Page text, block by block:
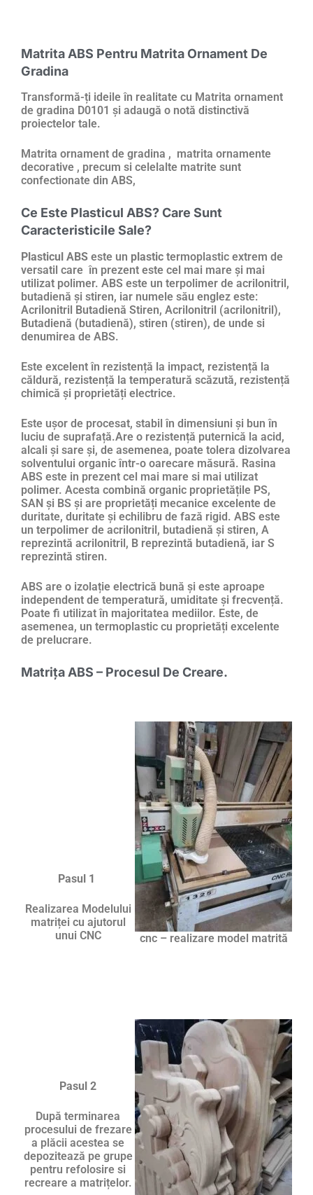
Matrita ABS Pentru Matrita Ornament De
Gradina
Transformă-ți ideile în realitate cu Matrita ornament
de gradina D0101 și adaugă o notă distinctivă
proiectelor tale.
Matrita ornament de gradina , matrita ornamente
decorative , precum si celelalte matrite sunt
confectionate din ABS,
Ce Este Plasticul ABS? Care Sunt
Caracteristicile Sale?
Plasticul ABS este un plastic termoplastic extrem de
versatil care în prezent este cel mai mare și mai
utilizat polimer. ABS este un terpolimer de acrilonitril,
butadienă și stiren, iar numele său englez este:
Acrilonitril Butadienă Stiren, Acrilonitril (acrilonitril),
Butadienă (butadienă), stiren (stiren), de unde si
denumirea de ABS.
Este excelent în rezistență la impact, rezistență la
căldură, rezistență la temperatură scăzută, rezistență
chimică și proprietăți electrice.
Este ușor de procesat, stabil în dimensiuni și bun în
luciu de suprafață.Are o rezistență puternică la acid,
alcali și sare și, de asemenea, poate tolera dizolvarea
solventului organic într-o oarecare măsură. Rasina
ABS este in prezent cel mai mare si mai utilizat
polimer. Acesta combină organic proprietățile PS,
SAN și BS și are proprietăți mecanice excelente de
duritate, duritate și echilibru de fază rigid. ABS este
un terpolimer de acrilonitril, butadienă și stiren, A
reprezintă acrilonitril, B reprezintă butadienă, iar S
reprezintă stiren.
ABS are o izolație electrică bună și este aproape
independent de temperatură, umiditate și frecvență.
Poate fi utilizat în majoritatea mediilor. Este, de
asemenea, un termoplastic cu proprietăți excelente
de prelucrare.
Matrița ABS – Procesul De Creare.
cnc – realizare model matrită
Pasul 1
Realizarea Modelului
matriței cu ajutorul
unui CNC
Pasul 2
După terminarea
procesului de frezare
a plăcii acestea se
depozitează pe grupe
pentru refolosire si
recreare a matrițelor.